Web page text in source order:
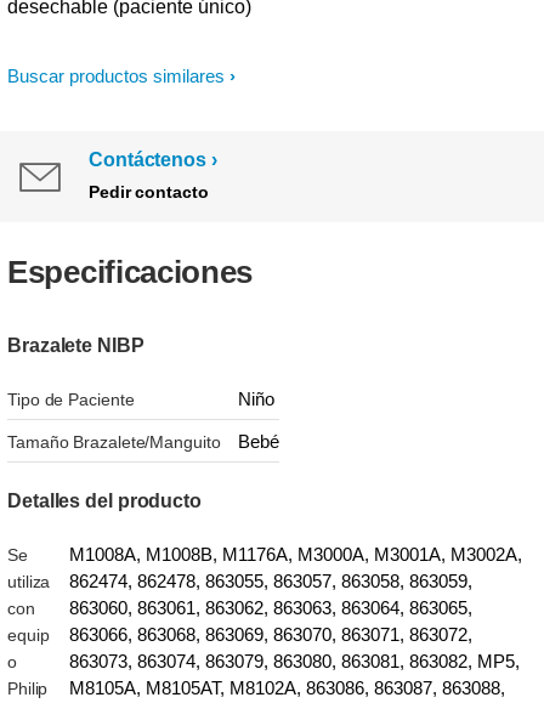
Buscar productos similares
desechable (paciente único)
Contáctenos
Pedir contacto
Especificaciones
Brazalete NIBP
Tipo de Paciente Niño
Tamaño Brazalete/Manguito Bebé
Detalles del producto
Se
utiliza
con
equip
o
Philip
M1008A, M1008B, M1176A, M3000A, M3001A, M3002A,
862474, 862478, 863055, 863057, 863058, 863059,
863060, 863061, 863062, 863063, 863064, 863065,
863066, 863068, 863069, 863070, 863071, 863072,
863073, 863074, 863079, 863080, 863081, 863082, MP5,
M8105A, M8105AT, M8102A, 863086, 863087, 863088,